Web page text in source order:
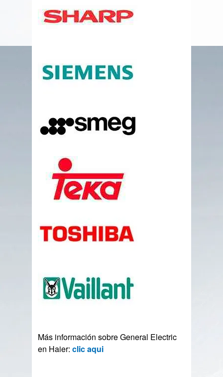
Más información sobre General Electric
en Haier:clic aqui